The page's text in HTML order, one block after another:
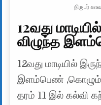
AUTHOR:
நிருபர்
12வது
விழுந்த
12வது மாடியில்
இளம்பெண் ,கொழும்பு
தரம் 11 இல் கல்வி